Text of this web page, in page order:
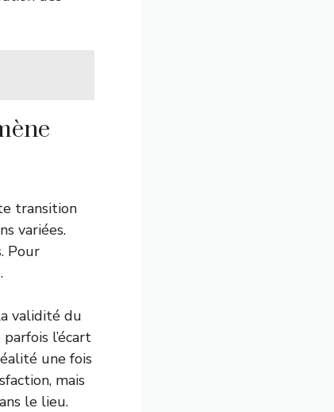
transition
variées.
Pour
validité du
l’écart
une fois
mais
le lieu.